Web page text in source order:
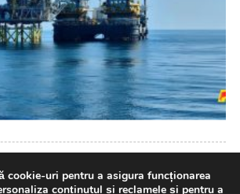
cookie-uri pentru a asigura funcționarea
conținutul și reclamele și pentru a